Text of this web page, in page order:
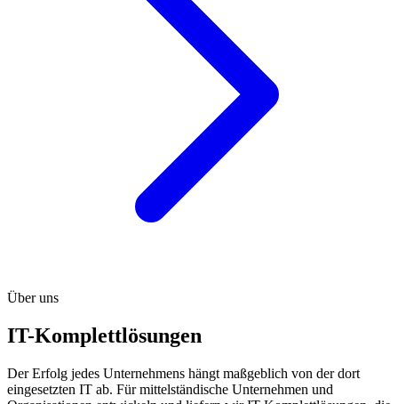
Über uns
IT-Komplettlösungen
Der Erfolg jedes Unternehmens hängt maßgeblich von der dort
eingesetzten IT ab. Für mittelständische Unternehmen und